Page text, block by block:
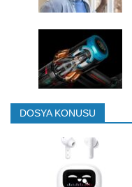
DOSYA KONUSU